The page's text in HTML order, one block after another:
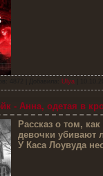
4872 | Добавила: Ulya|
- Анна, одетая в
Рассказ о том,
девочки убивают
У Каса Лоувуда